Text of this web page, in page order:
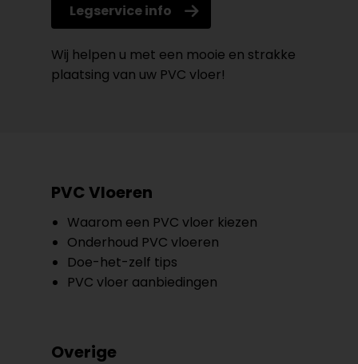
Legservice info
Wij helpen u met een mooie en strakke
plaatsing van uw PVC vloer!
PVC Vloeren
Waarom een PVC vloer kiezen
Onderhoud PVC vloeren
Doe-het-zelf tips
PVC vloer aanbiedingen
Overige